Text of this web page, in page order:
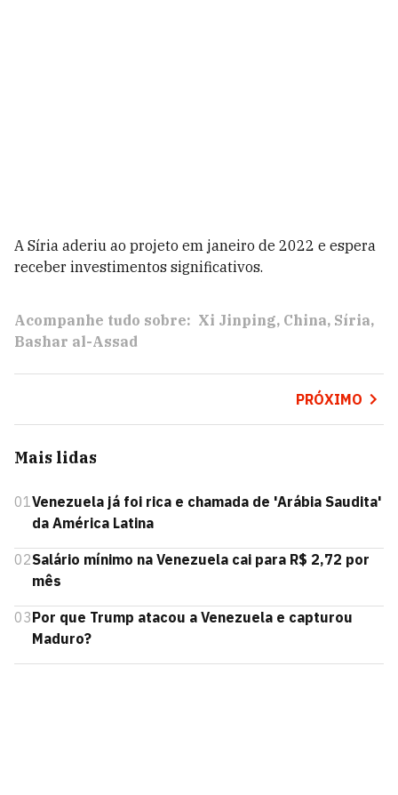
A Síria aderiu ao projeto em janeiro de 2022 e espera
receber investimentos significativos.
Acompanhe tudo sobre: Xi Jinping China Síria
Bashar al-Assad
PRÓXIMO
Mais lidas
01Venezuela já foi rica e chamada de 'Arábia Saudita'
da América Latina
02Salário mínimo na Venezuela cai para R$ 2,72 por
mês
03Por que Trump atacou a Venezuela e capturou
Maduro?